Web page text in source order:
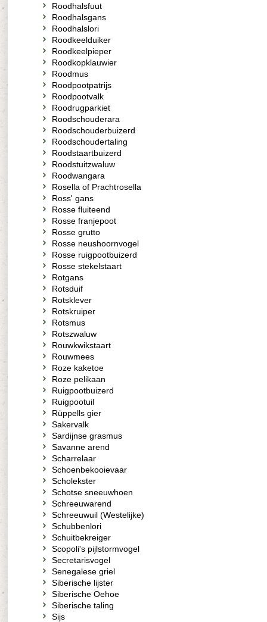
Roodhalsfuut
Roodhalsgans
Roodhalslori
Roodkeelduiker
Roodkeelpieper
Roodkopklauwier
Roodmus
Roodpootpatrijs
Roodpootvalk
Roodrugparkiet
Roodschouderara
Roodschouderbuizerd
Roodschoudertaling
Roodstaartbuizerd
Roodstuitzwaluw
Roodwangara
Rosella of Prachtrosella
Ross' gans
Rosse fluiteend
Rosse franjepoot
Rosse grutto
Rosse neushoornvogel
Rosse ruigpootbuizerd
Rosse stekelstaart
Rotgans
Rotsduif
Rotsklever
Rotskruiper
Rotsmus
Rotszwaluw
Rouwkwikstaart
Rouwmees
Roze kaketoe
Roze pelikaan
Ruigpootbuizerd
Ruigpootuil
Rüppells gier
Sakervalk
Sardijnse grasmus
Savanne arend
Scharrelaar
Schoenbekooievaar
Scholekster
Schotse sneeuwhoen
Schreeuwarend
Schreeuwuil (Westelijke)
Schubbenlori
Schuitbekreiger
Scopoli's pijlstormvogel
Secretarisvogel
Senegalese griel
Siberische lijster
Siberische Oehoe
Siberische taling
Sijs